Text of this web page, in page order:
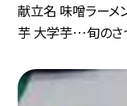
献立名 味噌ラーメ
芋 大学芋…旬のさ